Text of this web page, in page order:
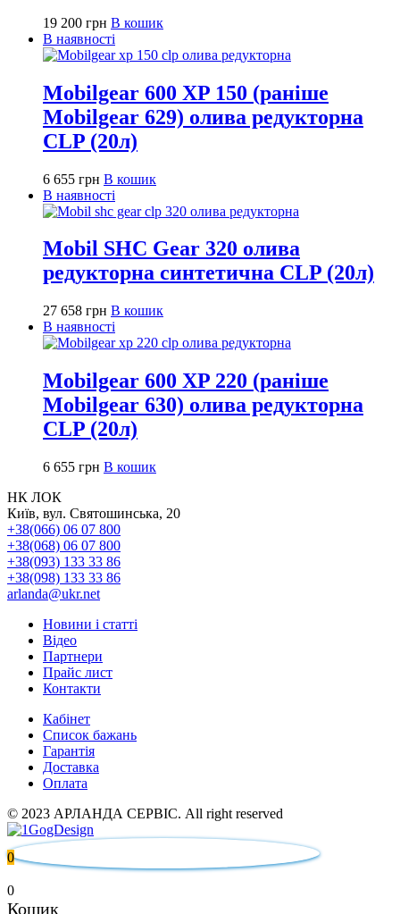
19 200 грн В кошик
В наявності
Mobilgear 600 XP 150 (раніше
Mobilgear 629) олива редукторна
CLP (20л)
6 655 грн В кошик
В наявності
Mobil SHC Gear 320 олива
редукторна синтетична CLP (20л)
27 658 грн В кошик
В наявності
Mobilgear 600 XP 220 (раніше
Mobilgear 630) олива редукторна
CLP (20л)
6 655 грн В кошик
НК ЛОК
Київ, вул. Святошинська, 20
+38(066) 06 07 800
+38(068) 06 07 800
+38(093) 133 33 86
+38(098) 133 33 86
arlanda@ukr.net
Новини і статті
Відео
Партнери
Прайс лист
Контакти
Кабінет
Список бажань
Гарантія
Доставка
Оплата
© 2023 АРЛАНДА СЕРВІС. All right reserved
0
0
Кошик